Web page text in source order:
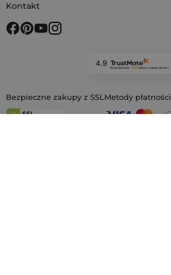
Kontakt
4.9
Na podstawie 11 919opiniiz całego okresu
Bezpieczne zakupy z SSL Metody płatności